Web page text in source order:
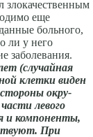
злокачественным
еще
больного,
ли у него
заболевания.
(слу­чайная
клетки виден
стороны окру­
левого
и компоненты,
При